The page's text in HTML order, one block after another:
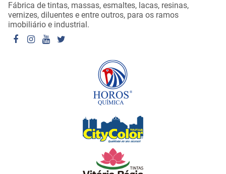
Fábrica de tintas, massas, esmaltes, lacas, resinas,
vernizes, diluentes e entre outros, para os ramos
imobiliário e industrial.